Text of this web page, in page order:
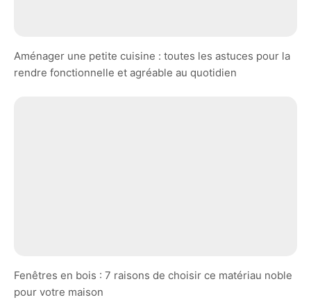
Aménager une petite cuisine : toutes les astuces pour la
rendre fonctionnelle et agréable au quotidien
Fenêtres en bois : 7 raisons de choisir ce matériau noble
pour votre maison